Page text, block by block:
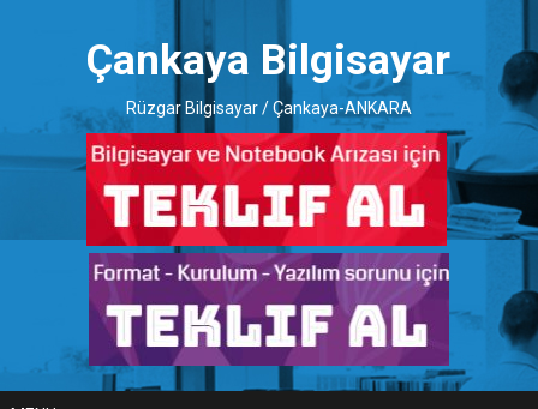
Çankaya Bilgisayar
Rüzgar Bilgisayar / Çankaya-ANKARA